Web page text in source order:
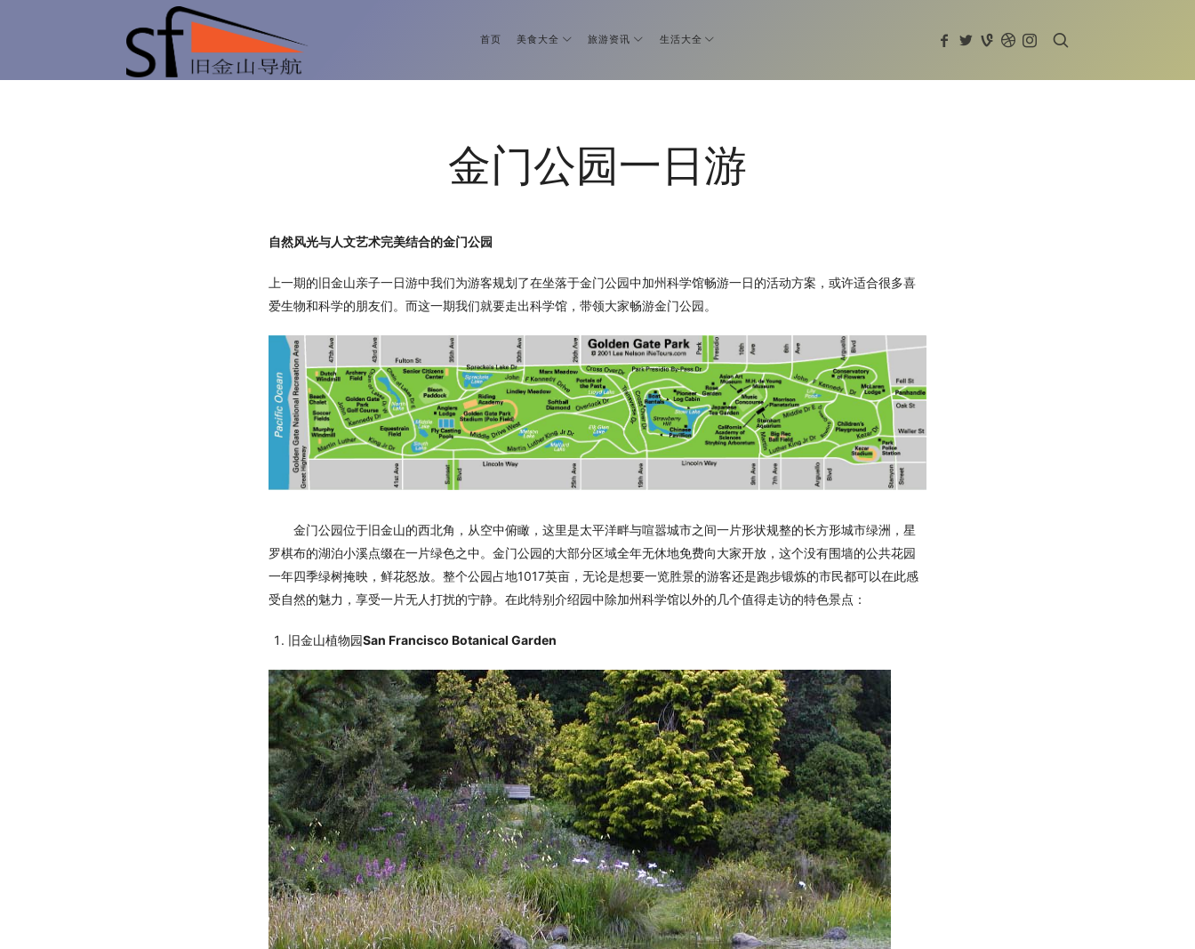
旧
首页 美食大全 旅游资讯 生活大全
金门公园一日游
自然风光与人文艺术完美结合的金门公园
上一期的旧金山亲子一日游中我们为游客规划了在坐落于金门公园中加州科学馆畅游一日的活动方案，或许适合很多喜
爱生物和科学的朋友们。而这一期我们就要走出科学馆，带领大家畅游金门公园。
金门公园位于旧金山的西北角，从空中俯瞰，这里是太平洋畔与喧嚣城市之间一片形状规整的长方形城市绿洲，星
罗棋布的湖泊小溪点缀在一片绿色之中。金门公园的大部分区域全年无休地免费向大家开放，这个没有围墙的公共花园
一年四季绿树掩映，鲜花怒放。整个公园占地1017英亩，无论是想要一览胜景的游客还是跑步锻炼的市民都可以在此感
受自然的魅力，享受一片无人打扰的宁静。在此特别介绍园中除加州科学馆以外的几个值得走访的特色景点：
旧金山植物园San Francisco Botanical Garden